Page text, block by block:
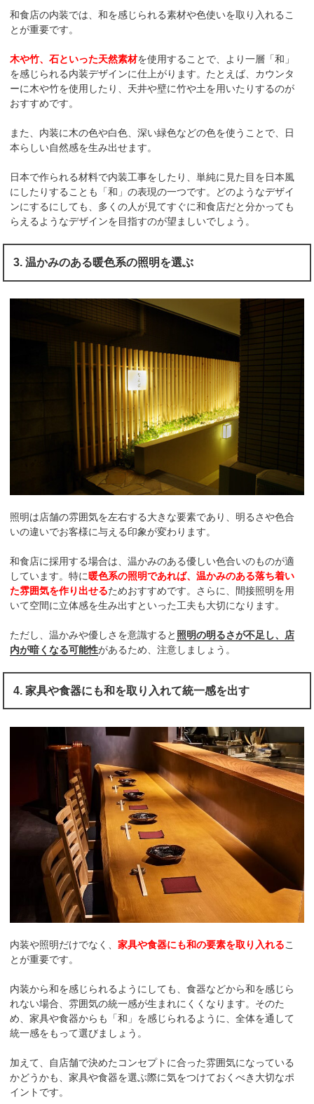
和食店の内装では、和を感じられる素材や色使いを取り入れるこ
とが重要です。
木や竹、石といった天然素材を使用することで、より一層「和」
を感じられる内装デザインに仕上がります。たとえば、カウンタ
ーに木や竹を使用したり、天井や壁に竹や土を用いたりするのが
おすすめです。
また、内装に木の色や白色、深い緑色などの色を使うことで、日
本らしい自然感を生み出せます。
日本で作られる材料で内装工事をしたり、単純に見た目を日本風
にしたりすることも「和」の表現の一つです。どのようなデザイ
ンにするにしても、多くの人が見てすぐに和食店だと分かっても
らえるようなデザインを目指すのが望ましいでしょう。
3. 温かみのある暖色系の照明を選ぶ
照明は店舗の雰囲気を左右する大きな要素であり、明るさや色合
いの違いでお客様に与える印象が変わります。
和食店に採用する場合は、温かみのある優しい色合いのものが適
しています。特に暖色系の照明であれば、温かみのある落ち着い
た雰囲気を作り出せるためおすすめです。さらに、間接照明を用
いて空間に立体感を生み出すといった工夫も大切になります。
ただし、温かみや優しさを意識すると 照明の明るさが不足し、店
内が暗くなる可能性があるため、注意しましょう。
4. 家具や食器にも和を取り入れて統一感を出す
内装や照明だけでなく、家具や食器にも和の要素を取り入れるこ
とが重要です。
内装から和を感じられるようにしても、食器などから和を感じら
れない場合、雰囲気の統一感が生まれにくくなります。そのた
め、家具や食器からも「和」を感じられるように、全体を通して
統一感をもって選びましょう。
加えて、自店舗で決めたコンセプトに合った雰囲気になっている
かどうかも、家具や食器を選ぶ際に気をつけておくべき大切なポ
イントです。